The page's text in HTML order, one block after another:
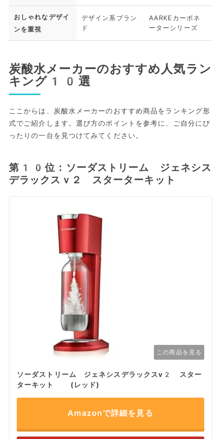
おしゃれなデザイ
ンを重視
デザイン系ブラン
ド
AARKEカーボネ
ーターシリーズ
炭酸水メーカーのおすすめ人気ラン
キング10選
ここからは、炭酸水メーカーのおすすめ商品をランキング形
式でご紹介します。選び方のポイントを参考に、ご自分にぴ
ったりの一台を見つけてみてください。
第10位：ソーダストリーム ジェネシス
デラックスｖ２ スターターキット
この商品を見る
ソーダストリーム ジェネシスデラックスv2 スター
ターキット (レッド)
Amazonで詳細を見る